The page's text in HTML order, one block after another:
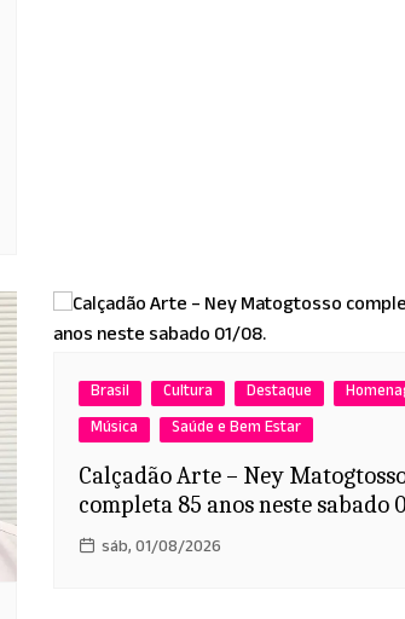
Brasil Cultura Destaque
Música
Saúde e Bem Estar
Calçadão Arte – Ney
completa 85 anos neste sabado
sáb, 01/08/2026